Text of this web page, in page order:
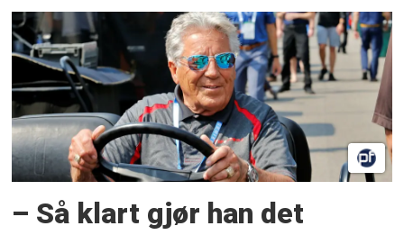
– Så klart gjør han det